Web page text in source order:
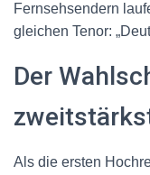
Fernsehsendern
gleichen Tenor:
Der
Als die ersten